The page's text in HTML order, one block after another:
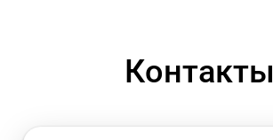
Контакты